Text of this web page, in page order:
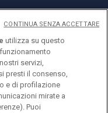
utilizza su questo
servizi,
presti il consenso,
e di profilazione
mirate a
Puoi
CONTINUA SENZA ACCETTARE